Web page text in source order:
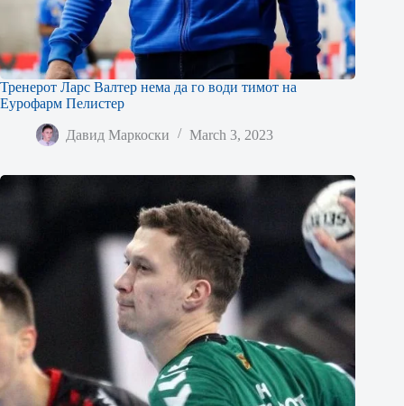
Тренерот Ларс Валтер нема да го води тимот на
Еурофарм Пелистер
Давид Маркоски March 3, 2023